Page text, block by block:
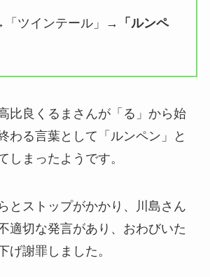
ツインテール」→
「ルンペ
比良くるまさんが「る」から始
わる言葉として「ルンペン」と
しまったようです。
とストップがかかり、川島さん
適切な発言があり、おわびいた
げ謝罪しました。